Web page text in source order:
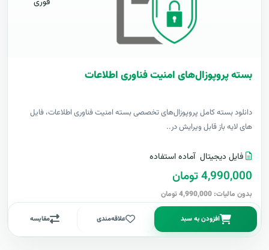
بسته پروپوزال‌های امنیت فناوری اطلاعات
دانلود بسته کامل پروپوزال‌های تخصصی بسته امنیت فناوری اطلاعات، فایل
های لایه باز قابل ویرایش در..
فایل دیجیتال آماده استفاده
4,990,000 تومان
بدون مالیات: 4,990,000 تومان
افزودن به سبد علاقه‌مندی مقایسه